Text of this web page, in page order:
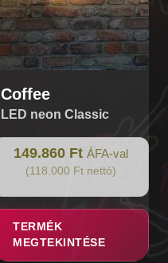
Coffee
LED neon Classic
149.860 Ft ÁFA-val
(118.000 Ft nettó)
TERMÉK
MEGTEKINTÉSE